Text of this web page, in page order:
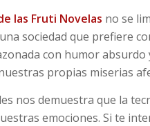
las Fruti Novelas no se
sociedad que prefiere
con humor
propias miserias
nos demuestra que la
emociones. Si te